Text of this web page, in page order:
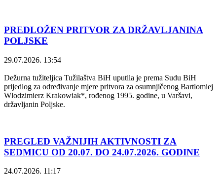
PREDLOŽEN PRITVOR ZA DRŽAVLJANINA
POLJSKE
29.07.2026. 13:54
Dežurna tužiteljica Tužilaštva BiH uputila je prema Sudu BiH
prijedlog za određivanje mjere pritvora za osumnjičenog Bartlomiej
Wlodzimierz Krakowiak*, rođenog 1995. godine, u Varšavi,
državljanin Poljske.
PREGLED VAŽNIJIH AKTIVNOSTI ZA
SEDMICU OD 20.07. DO 24.07.2026. GODINE
24.07.2026. 11:17